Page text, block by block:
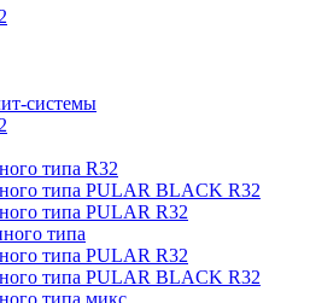
системы
типа R32
типа PULAR BLACK R32
типа PULAR R32
типа
типа PULAR R32
типа PULAR BLACK R32
типа микс